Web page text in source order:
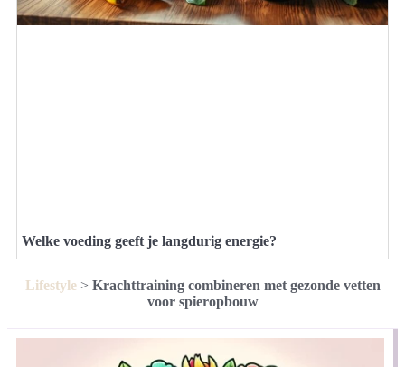
Welke voeding geeft je langdurig energie?
Lifestyle> Krachttraining combineren met gezonde vetten
voor spieropbouw